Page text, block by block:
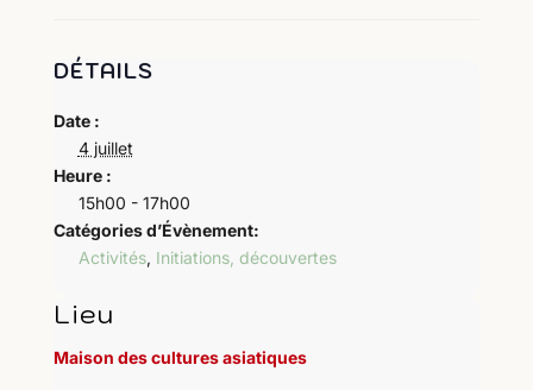
DÉTAILS
Date :
4 juillet
Heure :
15h00 - 17h00
Catégories d’Évènement:
Activités, Initiations, découvertes
Lieu
Maison des cultures asiatiques